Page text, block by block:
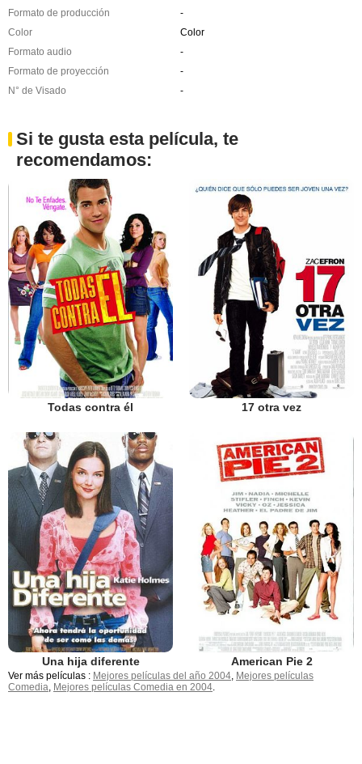
Formato de producción
-
Color
Color
Formato audio
-
Formato de proyección
-
N° de Visado
-
Si te gusta esta película, te
recomendamos:
Todas contra él 17 otra vez
Una hija diferente American Pie 2
Ver más películas : Mejores películas del año 2004, Mejores películas
Comedia, Mejores películas Comedia en 2004.